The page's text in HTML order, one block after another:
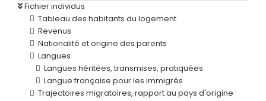
Fichier individus
Tableau des habitants du logement
Revenus
Nationalité et origine des parents
Langues
Langues héritées, transmises, pratiquées
Langue française pour les immigrés
Trajectoires migratoires, rapport au pays d'origine